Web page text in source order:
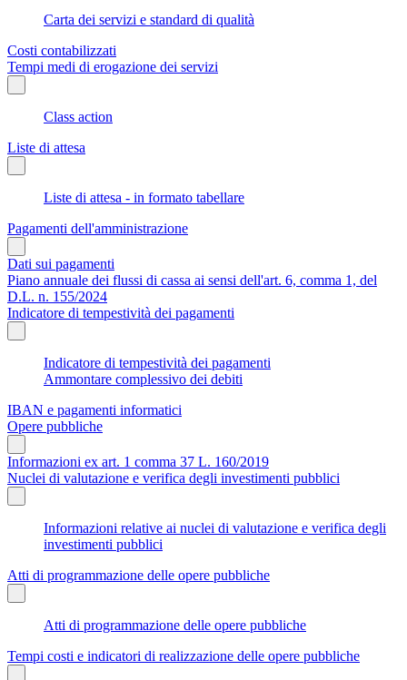
Carta dei servizi e standard di qualità
Costi contabilizzati
Tempi medi di erogazione dei servizi
Class action
Liste di attesa
Liste di attesa - in formato tabellare
Pagamenti dell'amministrazione
Dati sui pagamenti
Piano annuale dei flussi di cassa ai sensi dell'art. 6, comma 1, del
D.L. n. 155/2024
Indicatore di tempestività dei pagamenti
Indicatore di tempestività dei pagamenti
Ammontare complessivo dei debiti
IBAN e pagamenti informatici
Opere pubbliche
Informazioni ex art. 1 comma 37 L. 160/2019
Nuclei di valutazione e verifica degli investimenti pubblici
Informazioni relative ai nuclei di valutazione e verifica degli
investimenti pubblici
Atti di programmazione delle opere pubbliche
Atti di programmazione delle opere pubbliche
Tempi costi e indicatori di realizzazione delle opere pubbliche